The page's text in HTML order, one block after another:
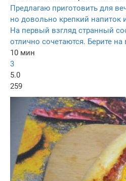
Предлагаю приготовить для
но довольно крепкий напиток
На первый взгляд странный
отлично сочетаются. Берите
10 мин
3
5.0
259